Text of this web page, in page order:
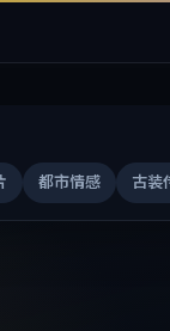
都市情感 古装
剧库